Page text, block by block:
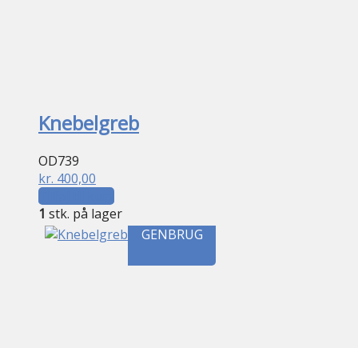
Knebelgreb
OD739
kr. 400,00
Tilføj til kurv
1 stk. på lager
GENBRUG